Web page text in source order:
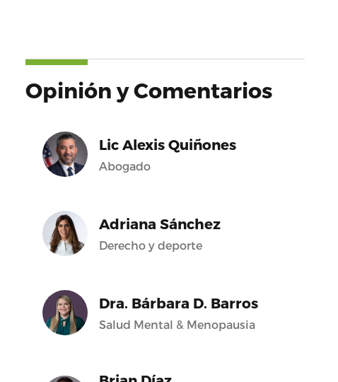
Opinión y Comentarios
Lic Alexis Quiñones
Abogado
Adriana Sánchez
Derecho y deporte
Dra. Bárbara D. Barros
Salud Mental & Menopausia